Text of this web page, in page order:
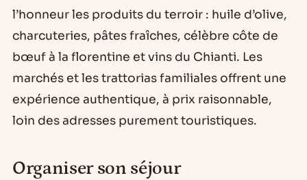
l’honneur les produits du terroir : huile d’olive,
charcuteries, pâtes fraîches, célèbre côte de
bœuf à la florentine et vins du Chianti. Les
marchés et les trattorias familiales offrent une
expérience authentique, à prix raisonnable,
loin des adresses purement touristiques.
Organiser son séjour